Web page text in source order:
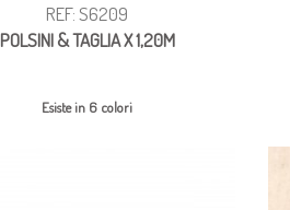
REF: S6209
POLSINI & TAGLIA X 1,20M
Esiste in 6 colori